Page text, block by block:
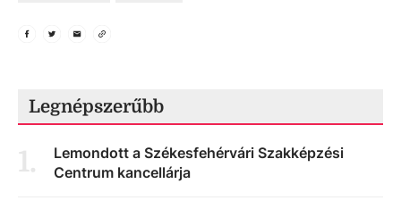
Legnépszerűbb
1.
Lemondott a Székesfehérvári Szakképzési
Centrum kancellárja